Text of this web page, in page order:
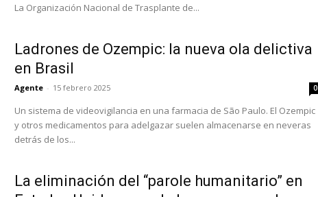
La Organización Nacional de Trasplante de...
Ladrones de Ozempic: la nueva ola delictiva
en Brasil
Agente - 15 febrero 2025 0
Un sistema de videovigilancia en una farmacia de São Paulo. El Ozempic
y otros medicamentos para adelgazar suelen almacenarse en neveras
detrás de los...
La eliminación del “parole humanitario” en